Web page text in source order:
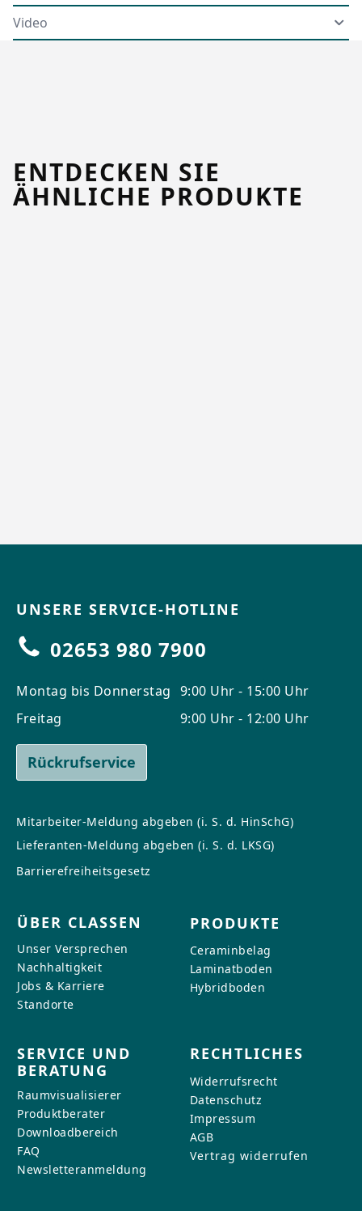
Video
ENTDECKEN SIE
ÄHNLICHE PRODUKTE
UNSERE SERVICE-HOTLINE
02653 980 7900
Montag bis Donnerstag
Freitag
9:00 Uhr - 15:00 Uhr
9:00 Uhr - 12:00 Uhr
Rückrufservice
Mitarbeiter-Meldung abgeben (i. S. d. HinSchG)
Lieferanten-Meldung abgeben (i. S. d. LKSG)
Barrierefreiheitsgesetz
ÜBER CLASSEN
Unser Versprechen
Nachhaltigkeit
Jobs & Karriere
Standorte
PRODUKTE
Ceraminbelag
Laminatboden
Hybridboden
SERVICE UND
BERATUNG
Raumvisualisierer
Produktberater
Downloadbereich
FAQ
Newsletteranmeldung
RECHTLICHES
Widerrufsrecht
Datenschutz
Impressum
AGB
Vertrag widerrufen